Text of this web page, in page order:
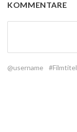
KOMMENTARE
@username #Filmtitel